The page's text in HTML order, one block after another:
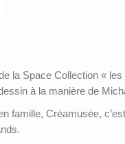
la Space Collection «
à la manière de
famille, Créamusée,